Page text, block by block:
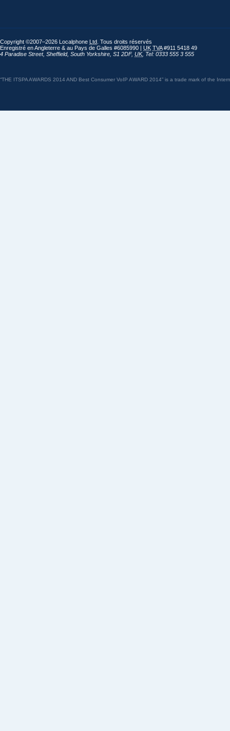
Copyright ©2007–2026 Localphone Ltd . Tous droits réservés
Enregistré en Angleterre & au Pays de Galles #6085990 | UK TVA#911 5418 49
4 Paradise Street, Sheffield, South Yorkshire S1 2DF, UK, Tel: 0333 555 3 555
“THE ITSPA AWARDS 2014 AND Best Consumer VoIP AWARD 2014” is a trade mark of the